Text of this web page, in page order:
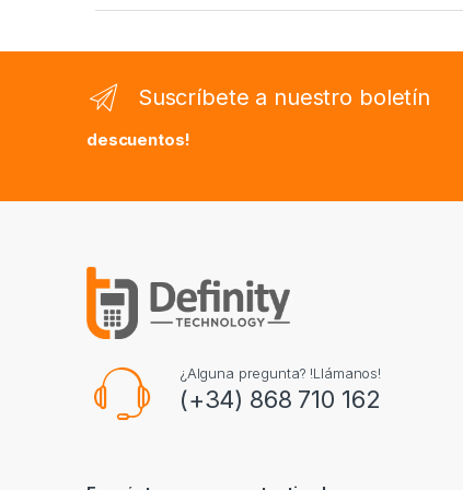
Suscríbete a nuestro boletín
descuentos!
¿Alguna pregunta? !Llámanos!
(+34) 868 710 162